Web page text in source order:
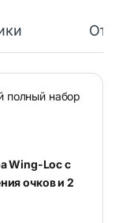
полный набор
Wing-Loc с
очков и 2